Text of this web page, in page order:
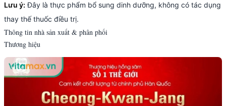
Lưu ý: Đây là thực phẩm bổ sung dinh dưỡng, không có tác dụng
thay thế thuốc điều trị.
Thông tin nhà sản xuất & phân phối
Thương hiệu